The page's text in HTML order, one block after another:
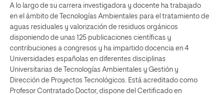
A lo largo de su carrera investigadora y docente ha trabajado
en el ámbito de Tecnologías Ambientales para el tratamiento de
aguas residuales y valorización de residuos orgánicos
disponiendo de unas 125 publicaciones científicas y
contribuciones a congresos y ha impartido docencia en 4
Universidades españolas en diferentes disciplinas
Universitarias de Tecnologías Ambientales y Gestión y
Dirección de Proyectos Tecnológicos. Está acreditado como
Profesor Contratado Doctor, dispone del Certificado en